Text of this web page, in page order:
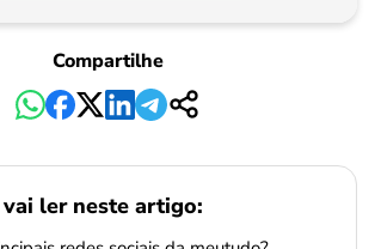
Compartilhe
vai ler neste artigo: